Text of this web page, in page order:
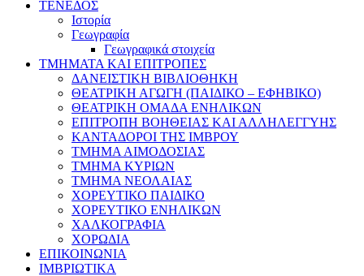
ΤΕΝΕΔΟΣ
Ιστορία
Γεωγραφία
Γεωγραφικά στοιχεία
ΤΜΗΜΑΤΑ ΚΑΙ ΕΠΙΤΡΟΠΕΣ
ΔΑΝΕΙΣΤΙΚΗ ΒΙΒΛΙΟΘΗΚΗ
ΘΕΑΤΡΙΚΗ ΑΓΩΓΗ (ΠΑΙΔΙΚΟ – ΕΦΗΒΙΚΟ)
ΘΕΑΤΡΙΚΗ ΟΜΑΔΑ ΕΝΗΛΙΚΩΝ
ΕΠΙΤΡΟΠΗ ΒΟΗΘΕΙΑΣ ΚΑΙ ΑΛΛΗΛΕΓΓΥΗΣ
ΚΑΝΤΑΔΟΡΟΙ ΤΗΣ ΙΜΒΡΟΥ
ΤΜΗΜΑ ΑΙΜΟΔΟΣΙΑΣ
ΤΜΗΜΑ ΚΥΡΙΩΝ
ΤΜΗΜΑ ΝΕΟΛΑΙΑΣ
ΧΟΡΕΥΤΙΚΟ ΠΑΙΔΙΚΟ
ΧΟΡΕΥΤΙΚΟ ΕΝΗΛΙΚΩΝ
ΧΑΛΚΟΓΡΑΦΙΑ
ΧΟΡΩΔΙΑ
ΕΠΙΚΟΙΝΩΝΙΑ
ΙΜΒΡΙΩΤΙΚΑ